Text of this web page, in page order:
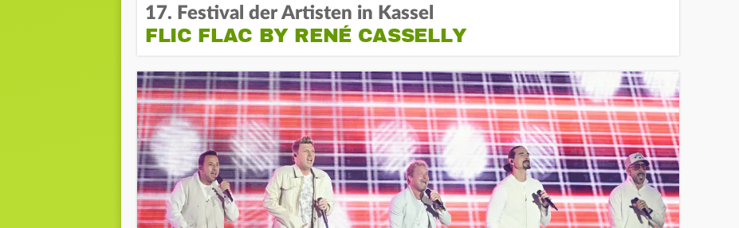
17. Festival der Artisten in Kassel
FLIC FLAC BY RENÉ CASSELLY